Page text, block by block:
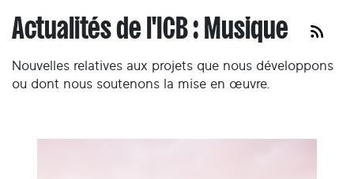
Actualités de l'ICB : Musique
Nouvelles relatives aux projets que nous développons
ou dont nous soutenons la mise en œuvre.